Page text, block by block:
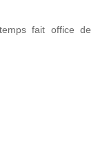
fait office de